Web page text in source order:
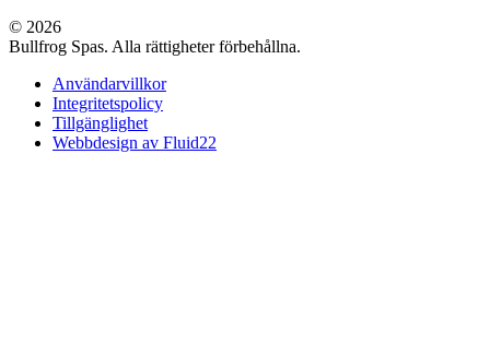
© 2026
Bullfrog Spas. Alla rättigheter förbehållna.
Användarvillkor
Integritetspolicy
Tillgänglighet
Webbdesign av Fluid22